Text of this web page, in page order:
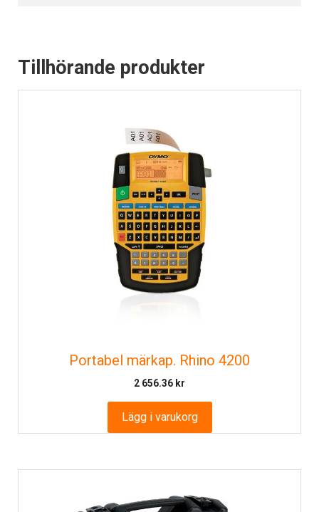
Tillhörande produkter
Portabel märkap. Rhino 4200
2 656.36 kr
Lägg i varukorg